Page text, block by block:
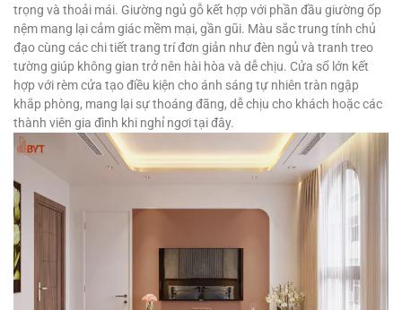
trọng và thoải mái. Giường ngủ gỗ kết hợp với phần đầu giường ốp
nệm mang lại cảm giác mềm mại, gần gũi. Màu sắc trung tính chủ
đạo cùng các chi tiết trang trí đơn giản như đèn ngủ và tranh treo
tường giúp không gian trở nên hài hòa và dễ chịu. Cửa sổ lớn kết
hợp với rèm cửa tạo điều kiện cho ánh sáng tự nhiên tràn ngập
khắp phòng, mang lại sự thoáng đãng, dễ chịu cho khách hoặc các
thành viên gia đình khi nghỉ ngơi tại đây.